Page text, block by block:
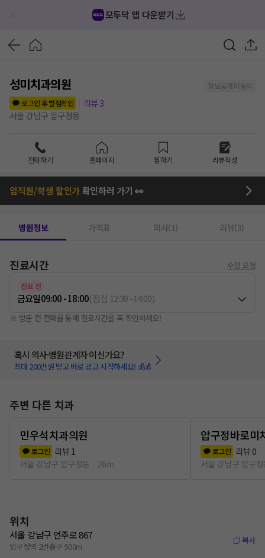
모두닥 앱 다운받기
성미치과의원
정보공개 미동의
로그인 후 별점확인
리뷰 3
서울 강남구 압구정동
전화하기 홈페이지 찜하기 리뷰작성
임직원/학생 할인가확인하러 가기 👀
병원정보 가격표 의사(1) 리뷰(3)
진료시간 수정 요청
진료 전
금요일09:00 - 18:00(점심 12:30-14:00)
※ 방문 전 전화를 통해 진료시간을 꼭 확인하세요!
혹시 의사·병원관계자 이신가요?
최대 200만원 받고 바로 광고 시작하세요! 💰💰
주변 다른 치과
민우석치과의원
로그인 리뷰 1
서울 강남구 압구정동
26m
압구정바로미
로그인 리뷰 0
서울 강남구 압구
위치
서울 강남구 언주로 867
압구정역 2번출구 500m
복사